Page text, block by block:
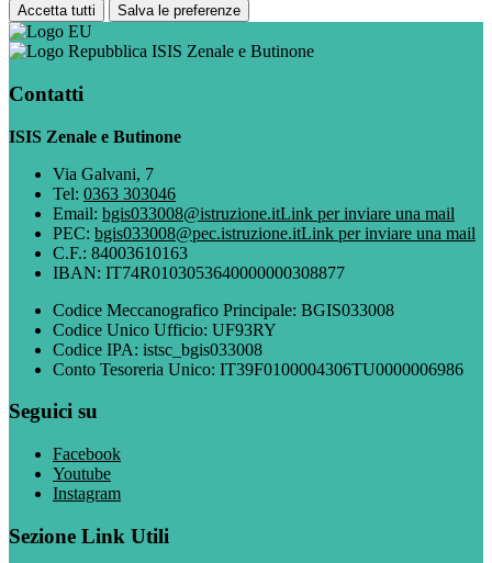
Accetta tutti Salva le preferenze
ISIS Zenale e Butinone
Contatti
ISIS Zenale e Butinone
Via Galvani, 7
Tel: 0363 303046
Email: bgis033008@istruzione.itLink per inviare una mail
PEC: bgis033008@pec.istruzione.itLink per inviare una mail
C.F.: 84003610163
IBAN: IT74R0103053640000000308877
Codice Meccanografico Principale: BGIS033008
Codice Unico Ufficio: UF93RY
Codice IPA: istsc_bgis033008
Conto Tesoreria Unico: IT39F0100004306TU0000006986
Seguici su
Facebook
Youtube
Instagram
Sezione Link Utili